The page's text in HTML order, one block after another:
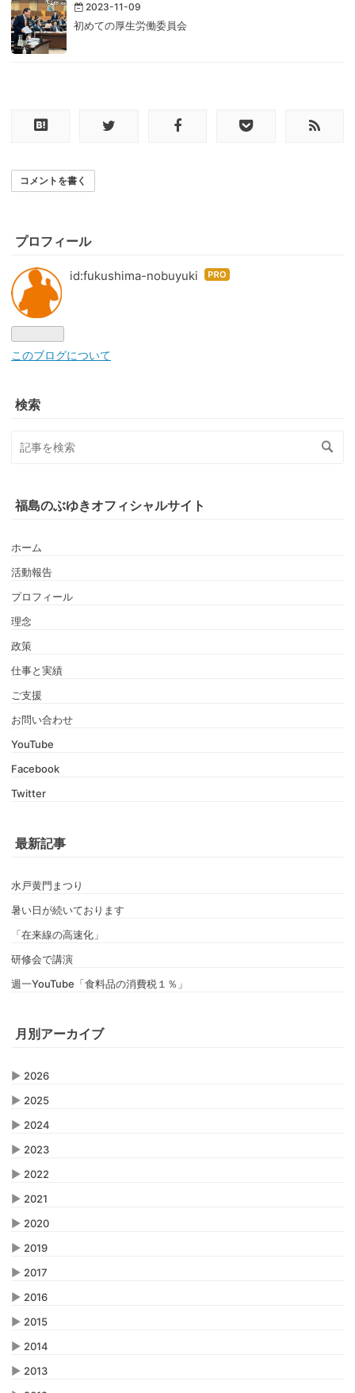
2023-11-09
初めての厚生労働委員会
コメントを書く
プロフィール
id:fukushima-nobuyuki はて
このブログについて
検索
福島のぶゆきオフィシャルサイト
ホーム
活動報告
プロフィール
理念
政策
仕事と実績
ご支援
お問い合わせ
YouTube
Facebook
Twitter
最新記事
水戸黄門まつり
暑い日が続いております
「在来線の高速化」
研修会で講演
週一YouTube「食料品の消費税１％」
月別アーカイブ
▶ 2026
▶ 2025
▶ 2024
▶ 2023
▶ 2022
▶ 2021
▶ 2020
▶ 2019
▶ 2017
▶ 2016
▶ 2015
▶ 2014
▶ 2013